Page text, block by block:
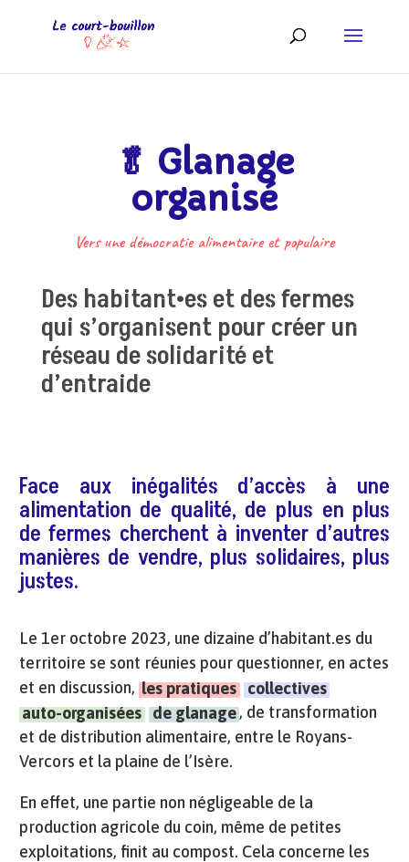
🥬 Glanage
organisé
Vers une démocratie alimentaire et populaire
Des habitant•es et des fermes
qui s’organisent pour créer un
réseau de solidarité et
d’entraide
Face aux inégalités d’accès à une
alimentation de qualité, de plus en plus
de fermes cherchent à inventer d’autres
manières de vendre, plus solidaires, plus
justes.
Le 1er octobre 2023, une dizaine d’habitant.es du
territoire se sont réunies pour questionner, en actes
et en discussion, les pratiques collectives
auto-organisées de glanage , de transformation
et de distribution alimentaire, entre le Royans-
Vercors et la plaine de l’Isère.
En effet, une partie non négligeable de la
production agricole du coin, même de petites
exploitations, finit au compost. Cela concerne les